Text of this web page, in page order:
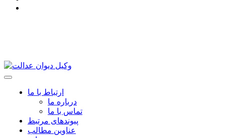
ارتباط با ما
درباره ما
تماس با ما
پیوندهای مرتبط
عناوین مطالب